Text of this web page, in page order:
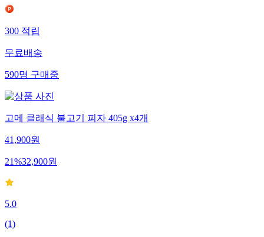
300적립
무료배송
590명구매중
고메 클래식 불고기 피자 405g x4개
41,900원
21%32,900원
5.0
(1)